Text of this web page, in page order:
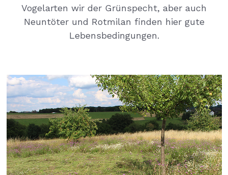
Vogelarten wir der Grünspecht, aber auch
Neuntöter und Rotmilan finden hier gute
Lebensbedingungen.